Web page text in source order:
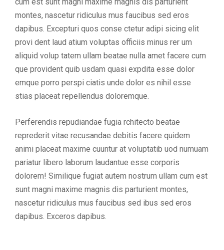
montes, nascetur ridiculus mus faucibus sed eros
dapibus. Excepturi quos conse ctetur adipi sicing elit
provi dent laud atium voluptas officiis minus rer um
aliquid volup tatem ullam beatae nulla amet facere cum
que provident quib usdam quasi expdita esse dolor
emque porro perspi ciatis unde dolor es nihil esse
stias placeat repellendus doloremque.
Perferendis repudiandae fugia rchitecto beatae
reprederit vitae recusandae debitis facere quidem
animi placeat maxime cuuntur at voluptatib uod numuam
pariatur libero laborum laudantue esse corporis
dolorem! Similique fugiat autem nostrum ullam cum est
sunt magni maxime magnis dis parturient montes,
nascetur ridiculus mus faucibus sed ibus sed eros
dapibus. Exceros dapibus.